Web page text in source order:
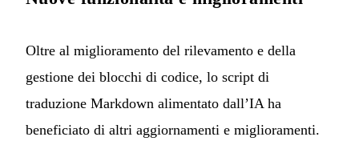
Oltre al miglioramento del rilevamento e della
gestione dei blocchi di codice, lo script di
traduzione Markdown alimentato dall’IA ha
beneficiato di altri aggiornamenti e miglioramenti.